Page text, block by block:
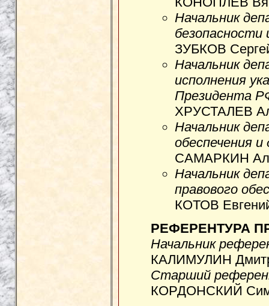
Начальник
ЗУБКОВ
Начальник
исполнения
Президента
ХРУСТАЛЕВ
Начальник
обеспечения
САМАРКИН
Начальник
правового
КОТОВ
РЕФЕРЕНТУРА
Начальник
КАЛИМУЛИН
Старший
КОРДОНСКИЙ